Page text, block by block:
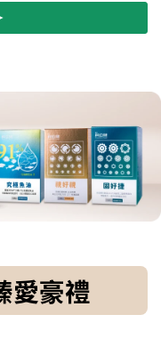
愛豪禮